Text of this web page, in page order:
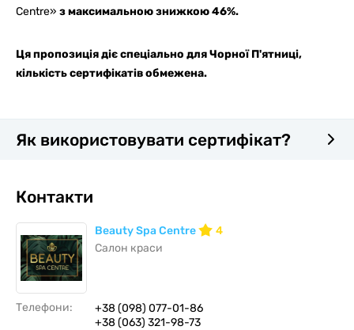
Centre» з максимальною знижкою 46%.
Ця пропозиція діє спеціально для Чорної П'ятниці,
кількість сертифікатів обмежена.
Як використовувати сертифікат?
Контакти
Beauty Spa Centre
4
Салон краси
Телефони:
+38 (098) 077-01-86
+38 (063) 321-98-73